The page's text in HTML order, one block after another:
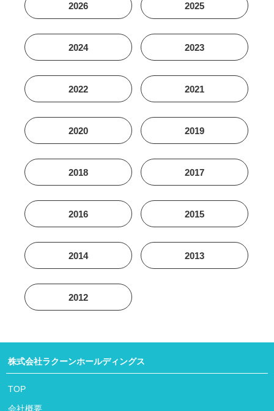
2026 2025
2024 2023
2022 2021
2020 2019
2018 2017
2016 2015
2014 2013
2012
株式会社ラクーンホールディングス
TOP
会社概要